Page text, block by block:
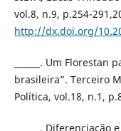
vol.8, n.9, p.254-
http://dx.doi.org/
______. Um
brasileira”. Terceiro
Política, vol.18, n.1,
______.